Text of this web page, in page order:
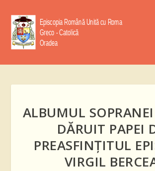
ALBUMUL
DĂRUIT PAPEI
PREASFINȚITUL
VIRGIL